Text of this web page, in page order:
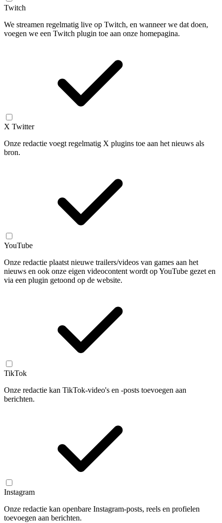
Twitch
We streamen regelmatig live op Twitch, en wanneer we dat doen,
voegen we een Twitch plugin toe aan onze homepagina.
X Twitter
Onze redactie voegt regelmatig X plugins toe aan het nieuws als
bron.
YouTube
Onze redactie plaatst nieuwe trailers/videos van games aan het
nieuws en ook onze eigen videocontent wordt op YouTube gezet en
via een plugin getoond op de website.
TikTok
Onze redactie kan TikTok-video's en -posts toevoegen aan
berichten.
Instagram
Onze redactie kan openbare Instagram-posts, reels en profielen
toevoegen aan berichten.